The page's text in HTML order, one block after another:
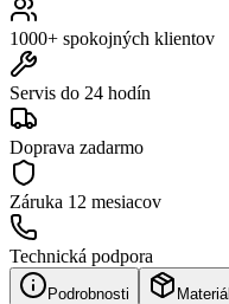
1000+ spokojných klientov
Servis do 24 hodín
Doprava zadarmo
Záruka 12 mesiacov
Technická podpora
Podrobnosti Materiál